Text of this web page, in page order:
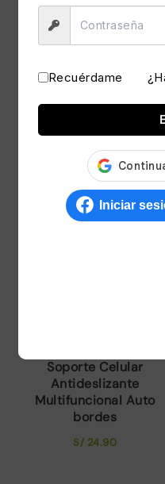
Espejo Retrovisor
17.90
Soporte Celular
Antideslizante
Multifuncional Auto
bordes
S/ 24.90
Recuérdame